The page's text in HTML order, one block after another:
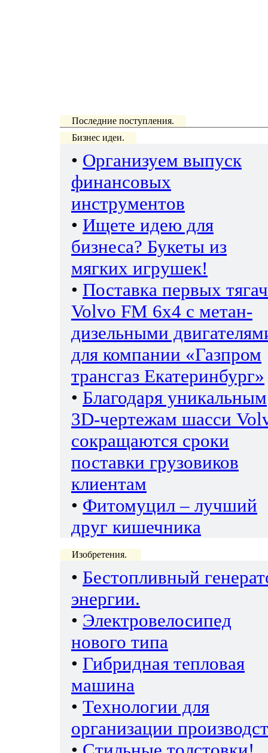
Последние поступления.
Бизнес идеи.
• Организуем выпуск
финансовых
инструментов
• Ищете идею для
бизнеса? Букеты из
мягких игрушек!
• Поставка первых
Volvo FM 6х4 с метан-
дизельными
для компании «Газпром
трансгаз Екатеринбург»
• Благодаря уникальным
3D-чертежам шасси
сокращаются сроки
поставки грузовиков
клиентам
• Фитомуцил – лучший
друг кишечника
Изобретения.
• Бестопливный
энергии.
• Электровелосипед
нового типа
• Гибридная тепловая
машина
• Технологии для
организации